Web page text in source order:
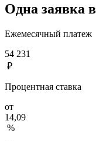
Одна заявка
Ежемесячный платеж
54 231
₽
Процентная ставка
от
14,09
%